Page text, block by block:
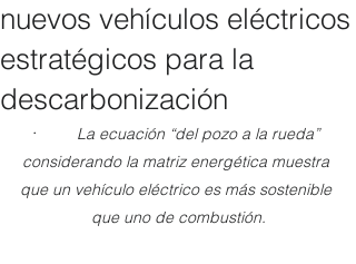
nuevos vehículos eléctricos
estratégicos para la
descarbonización
·
La ecuación “del pozo a la rueda”
considerando la matriz energética muestra
que un vehículo eléctrico es más sostenible
que uno de combustión.